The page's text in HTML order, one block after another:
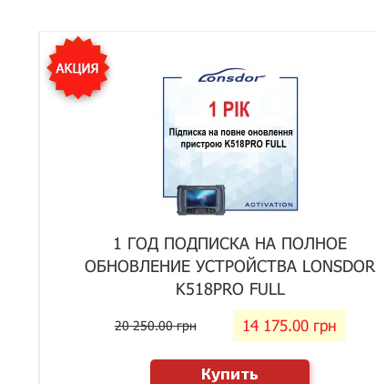
1 ГОД ПОДПИСКА НА ПОЛНОЕ
ОБНОВЛЕНИЕ УСТРОЙСТВА LONSDOR
K518PRO FULL
20 250.00 грн 14 175.00 грн
Купить